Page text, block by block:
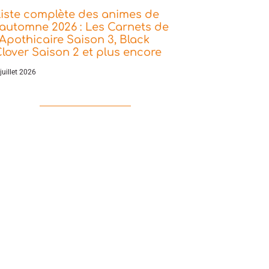
complète des animes de
2026 : Les Carnets de
Saison 3, Black
Saison 2 et plus encore
2026